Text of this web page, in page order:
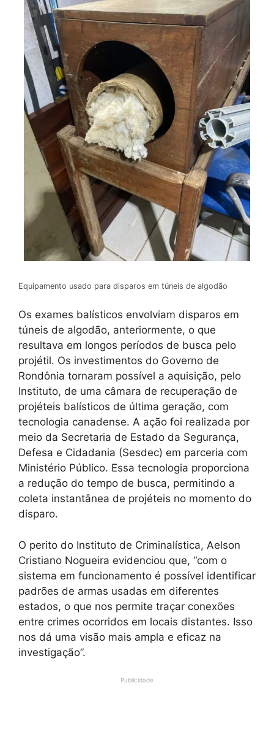
Equipamento usado para disparos em túneis de algodão
Os exames balísticos envolviam disparos em
túneis de algodão, anteriormente, o que
resultava em longos períodos de busca pelo
projétil. Os investimentos do Governo de
Rondônia tornaram possível a aquisição, pelo
Instituto, de uma câmara de recuperação de
projéteis balísticos de última geração, com
tecnologia canadense. A ação foi realizada por
meio da Secretaria de Estado da Segurança,
Defesa e Cidadania (Sesdec) em parceria com
Ministério Público. Essa tecnologia proporciona
a redução do tempo de busca, permitindo a
coleta instantânea de projéteis no momento do
disparo.
O perito do Instituto de Criminalística, Aelson
Cristiano Nogueira evidenciou que, “com o
sistema em funcionamento é possível identificar
padrões de armas usadas em diferentes
estados, o que nos permite traçar conexões
entre crimes ocorridos em locais distantes. Isso
nos dá uma visão mais ampla e eficaz na
investigação”.
Publicidade